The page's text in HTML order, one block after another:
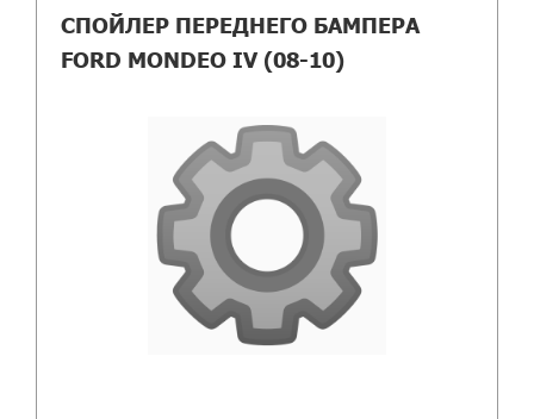
СПОЙЛЕР ПЕРЕДНЕГО БАМПЕРА
FORD MONDEO IV (08-10)